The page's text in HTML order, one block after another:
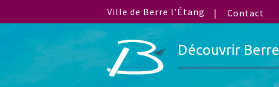
Ville de Berre l'Étang Contact
Découvrir Berre